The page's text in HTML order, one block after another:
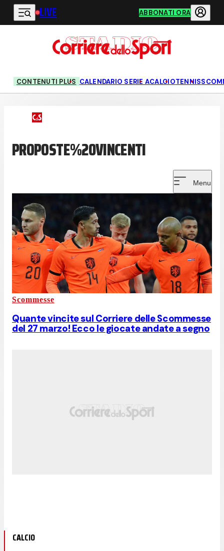
Vai al contenuto principale
LIVE ABBONATI ORA
CONTENUTI PLUS CALENDARIO SERIE ACALCIOTENNIS
PROPOSTE%20VINCENTI
Menu
Scommesse
Quante vincite sul Corriere delle Scommesse
del 27 marzo! Ecco le giocate andate a segno
CALCIO